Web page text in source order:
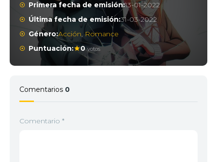
Primera fecha de emisión:13-01-2022
Última fecha de emisión:31-03-2022
Género:Acción, Romance
Puntuación:
0 votos
Comentarios 0
Comentario *